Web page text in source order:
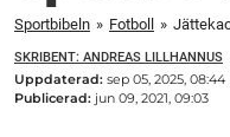
Sportbibeln » Fotboll »
SKRIBENT: ANDREAS LILLHANNUS
Uppdaterad: sep 05, 2025, 08:44
Publicerad: jun 09, 2021, 09:03